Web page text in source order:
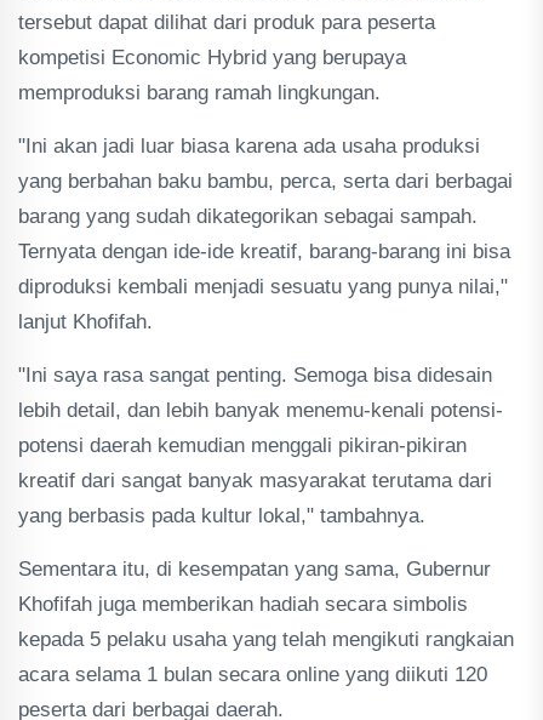
tersebut dapat dilihat dari produk para peserta
kompetisi Economic Hybrid yang berupaya
memproduksi barang ramah lingkungan.
"Ini akan jadi luar biasa karena ada usaha produksi
yang berbahan baku bambu, perca, serta dari berbagai
barang yang sudah dikategorikan sebagai sampah.
Ternyata dengan ide-ide kreatif, barang-barang ini bisa
diproduksi kembali menjadi sesuatu yang punya nilai,"
lanjut Khofifah.
"Ini saya rasa sangat penting. Semoga bisa didesain
lebih detail, dan lebih banyak menemu-kenali potensi-
potensi daerah kemudian menggali pikiran-pikiran
kreatif dari sangat banyak masyarakat terutama dari
yang berbasis pada kultur lokal," tambahnya.
Sementara itu, di kesempatan yang sama, Gubernur
Khofifah juga memberikan hadiah secara simbolis
kepada 5 pelaku usaha yang telah mengikuti rangkaian
acara selama 1 bulan secara online yang diikuti 120
peserta dari berbagai daerah.